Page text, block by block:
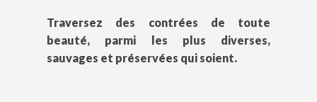
Traversez des contrées de toute
beauté, parmi les plus diverses,
sauvages et préservées qui soient.